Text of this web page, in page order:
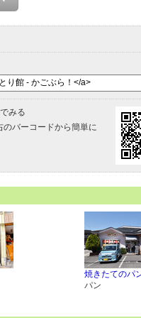
みる
バーコードから簡単に
焼きたてのパ
パン